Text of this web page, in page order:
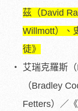
茲（David
Willmott）、
徒》
艾瑞克羅斯
（Bradley
Fetters）／